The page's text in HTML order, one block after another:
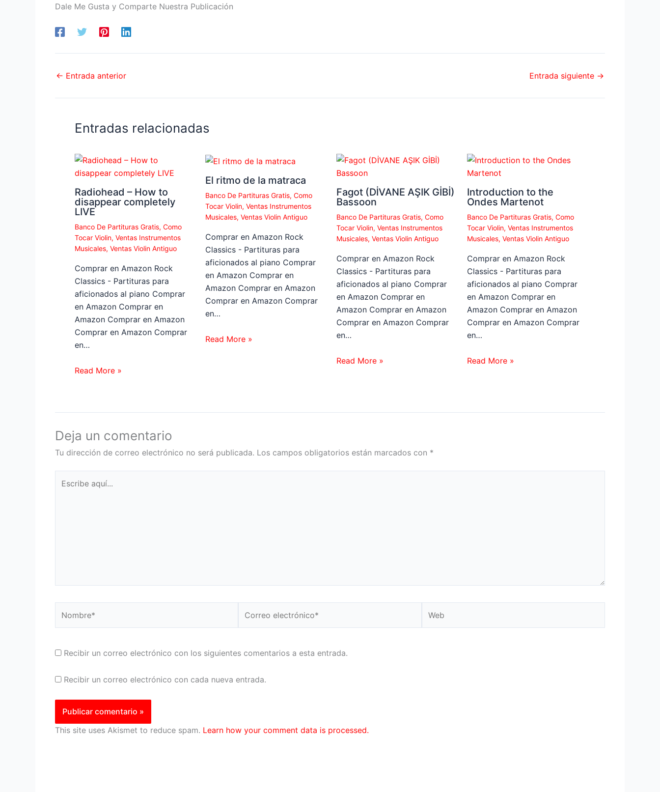
Dale Me Gusta y Comparte Nuestra Publicación
← Entrada anterior Entrada siguiente →
Entradas relacionadas
Radiohead – How to
disappear completely
LIVE
Banco De Partituras Gratis, Como
Tocar Violin, Ventas Instrumentos
Musicales, Ventas Violin Antiguo
Comprar en Amazon Rock
Classics - Partituras para
aficionados al piano Comprar
en Amazon Comprar en
Amazon Comprar en Amazon
Comprar en Amazon Comprar
en…
Read More »
El ritmo de la matraca
Banco De Partituras Gratis,Como
Tocar Violin,Ventas Instrumentos
Musicales,Ventas Violin Antiguo
Comprar en Amazon Rock
Classics - Partituras para
aficionados al piano Comprar
en Amazon Comprar en
Amazon Comprar en Amazon
Comprar en Amazon Comprar
en…
Read More »
Fagot (DİVANE AŞIK GİBİ)
Bassoon
Banco De Partituras Gratis, Como
Tocar Violin, Ventas Instrumentos
Musicales, Ventas Violin Antiguo
Comprar en Amazon Rock
Classics - Partituras para
aficionados al piano Comprar
en Amazon Comprar en
Amazon Comprar en Amazon
Comprar en Amazon Comprar
en…
Read More »
Introduction to the
Ondes Martenot
Banco De Partituras Gratis, Como
Tocar Violin, Ventas Instrumentos
Musicales, Ventas Violin Antiguo
Comprar en Amazon Rock
Classics - Partituras para
aficionados al piano Comprar
en Amazon Comprar en
Amazon Comprar en Amazon
Comprar en Amazon Comprar
en…
Read More »
Deja un comentario
Tu dirección de correo electrónico no será publicada. Los campos obligatorios están marcados con *
aquí...
electrónico*
Recibir un correo electrónico con los siguientes comentarios a esta entrada.
Recibir un correo electrónico con cada nueva entrada.
This site uses Akismet to reduce spam. Learn how your comment data is processed.